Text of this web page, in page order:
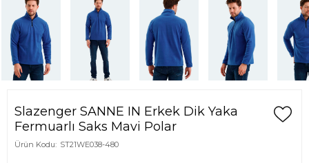
Slazenger SANNE IN Erkek Dik Yaka
Fermuarlı Saks Mavi Polar
Ürün Kodu: ST21WE038-480